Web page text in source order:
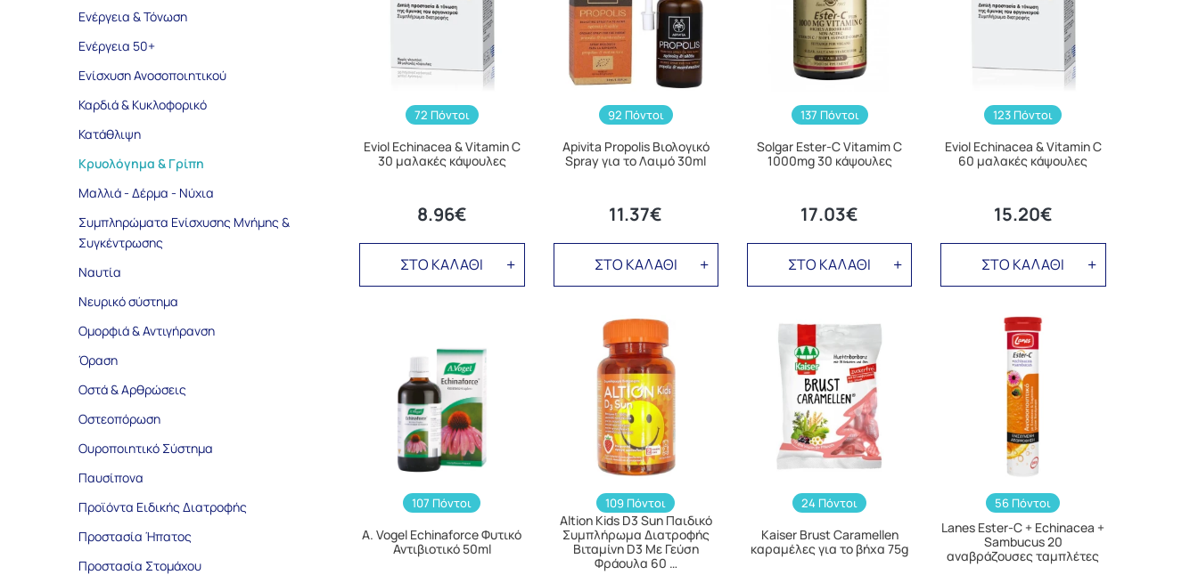
Ενέργεια & Τόνωση
Ενέργεια 50+
Ενίσχυση Ανοσοποιητικού
Καρδιά & Κυκλοφορικό
Κατάθλιψη
Κρυολόγημα & Γρίπη
Μαλλιά - Δέρμα - Νύχια
Συμπληρώματα Ενίσχυσης Μνήμης &
Συγκέντρωσης
Ναυτία
Νευρικό σύστημα
Ομορφιά & Αντιγήρανση
Όραση
Οστά & Αρθρώσεις
Οστεοπόρωση
Ουροποιητικό Σύστημα
Παυσίπονα
Προϊόντα Ειδικής Διατροφής
Προστασία Ήπατος
Προστασία Στομάχου
72 Πόντοι
Eviol Echinacea & Vitamin C
30 μαλακές κάψουλες
8.96€
ΣΤΟ ΚΑΛΑΘΙ
92 Πόντοι
Apivita Propolis Βιολογικό
Spray για το Λαιμό 30ml
11.37€
ΣΤΟ ΚΑΛΑΘΙ
137 Πόντοι
Solgar Ester-C Vitamim C
1000mg 30 κάψουλες
17.03€
ΣΤΟ ΚΑΛΑΘΙ
123 Πόντοι
Eviol Echinacea & Vitamin C
60 μαλακές κάψουλες
15.20€
ΣΤΟ ΚΑΛΑΘΙ
107 Πόντοι
A. Vogel Echinaforce Φυτικό
Αντιβιοτικό 50ml
109 Πόντοι
Altion Kids D3 Sun Παιδικό
Συμπλήρωμα Διατροφής
Βιταμίνη D3 Με Γεύση
Φράουλα 60 …
24 Πόντοι
Kaiser Brust Caramellen
καραμέλες για το βήχα 75g
56 Πόντοι
Lanes Ester-C + Echinacea +
Sambucus 20
αναβράζουσες ταμπλέτες